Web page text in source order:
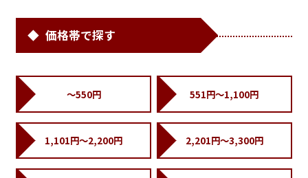
価格帯で探す
～550円 551円～1,100円
1,101円～2,200円 2,201円～3,300円